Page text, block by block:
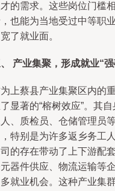
的需求。这些岗位门槛
也能为当地受过中等职
了就业面。
产业集聚，形成就业“
上蔡县产业集聚区内的
显著的“榕树效应”。其
、质检员、仓储管理员
特别是为许多返乡务工
的存在带动了上下游配
器件供应、物流运输等
就业机会。这种产业集